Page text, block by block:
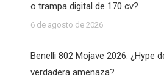
o trampa digital de 170 cv?
6 de agosto de 2026
Benelli 802 Mojave 2026: ¿Hype
verdadera amenaza?